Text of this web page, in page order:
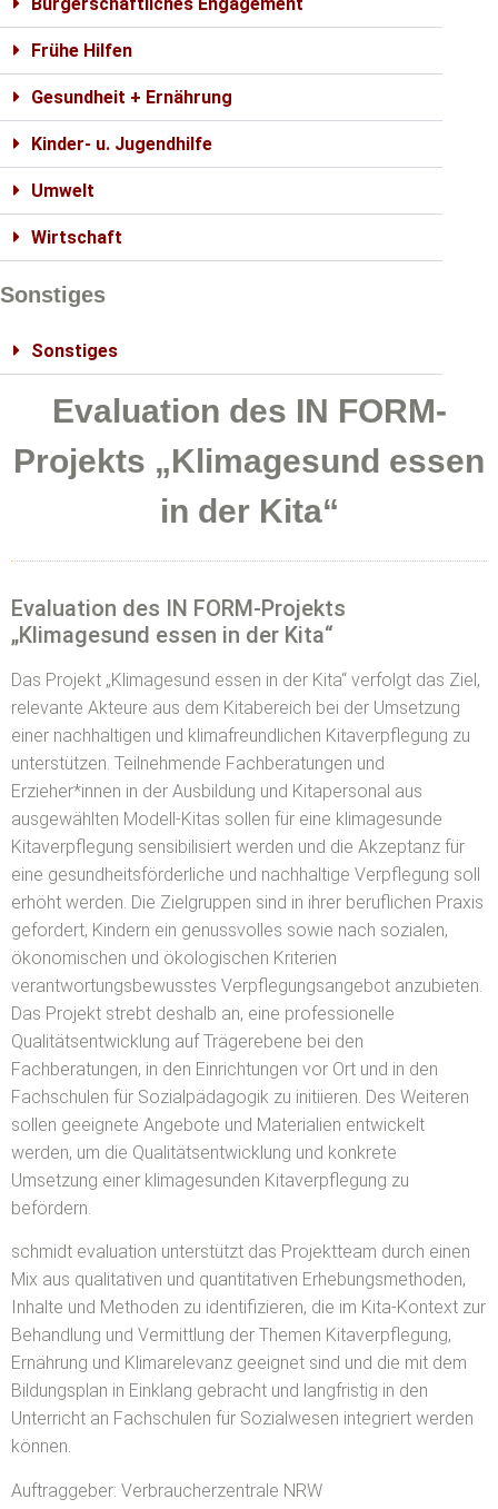
Frühe Hilfen
Gesundheit + Ernährung
Kinder- u. Jugendhilfe
Umwelt
Wirtschaft
Sonstiges
Sonstiges
Evaluation des IN FORM-
Projekts „Klimagesund essen
in der Kita“
Evaluation des IN FORM-Projekts
„Klimagesund essen in der Kita“
Das Projekt „Klimagesund essen in der Kita“ verfolgt das Ziel,
relevante Akteure aus dem Kitabereich bei der Umsetzung
einer nachhaltigen und klimafreundlichen Kitaverpflegung zu
unterstützen. Teilnehmende Fachberatungen und
Erzieher*innen in der Ausbildung und Kitapersonal aus
ausgewählten Modell-Kitas sollen für eine klimagesunde
Kitaverpflegung sensibilisiert werden und die Akzeptanz für
eine gesundheitsförderliche und nachhaltige Verpflegung soll
erhöht werden. Die Zielgruppen sind in ihrer beruflichen Praxis
gefordert, Kindern ein genussvolles sowie nach sozialen,
ökonomischen und ökologischen Kriterien
verantwortungsbewusstes Verpflegungsangebot anzubieten.
Das Projekt strebt deshalb an, eine professionelle
Qualitätsentwicklung auf Trägerebene bei den
Fachberatungen, in den Einrichtungen vor Ort und in den
Fachschulen für Sozialpädagogik zu initiieren. Des Weiteren
sollen geeignete Angebote und Materialien entwickelt
werden, um die Qualitätsentwicklung und konkrete
Umsetzung einer klimagesunden Kitaverpflegung zu
befördern.
schmidt evaluation unterstützt das Projektteam durch einen
Mix aus qualitativen und quantitativen Erhebungsmethoden,
Inhalte und Methoden zu identifizieren, die im Kita-Kontext zur
Behandlung und Vermittlung der Themen Kitaverpflegung,
Ernährung und Klimarelevanz geeignet sind und die mit dem
Bildungsplan in Einklang gebracht und langfristig in den
Unterricht an Fachschulen für Sozialwesen integriert werden
können.
Auftraggeber: Verbraucherzentrale NRW